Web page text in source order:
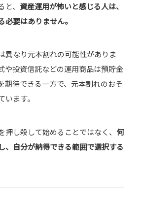
、 資産運用が怖いと感じる人は、
必要はありません。
異なり元本割れの可能性がありま
や投資信託などの運用商品は預貯金
期待できる一方で、元本割れのおそ
ます。
押し殺して始めることではなく、 何
、自分が納得できる範囲で選択する